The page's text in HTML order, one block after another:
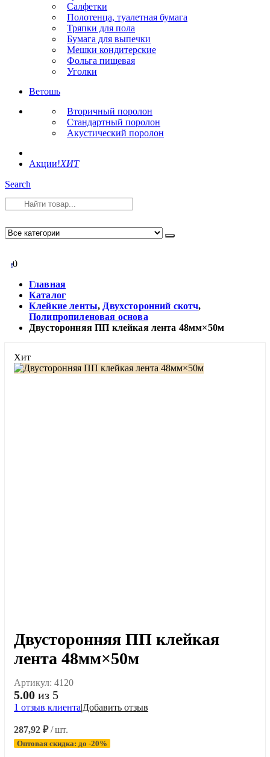
Салфетки
Полотенца, туалетная бумага
Тряпки для пола
Бумага для выпечки
Мешки кондитерские
Фольга пищевая
Уголки
Ветошь
Вторичный поролон
Стандартный поролон
Акустический поролон
Акции!ХИТ
Search
00
Главная
Каталог
Клейкие ленты, Двухсторонний скотч,
Полипропиленовая основа
Двусторонняя ПП клейкая лента 48мм×50м
Хит
Двусторонняя ПП клейкая
лента 48мм×50м
Артикул: 4120
5.00 из 5
1 отзыв клиента|Добавить отзыв
287,92 ₽ / шт.
Оптовая скидка: до -20%